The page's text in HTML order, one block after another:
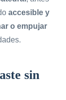
accesible y
o empujar
sin